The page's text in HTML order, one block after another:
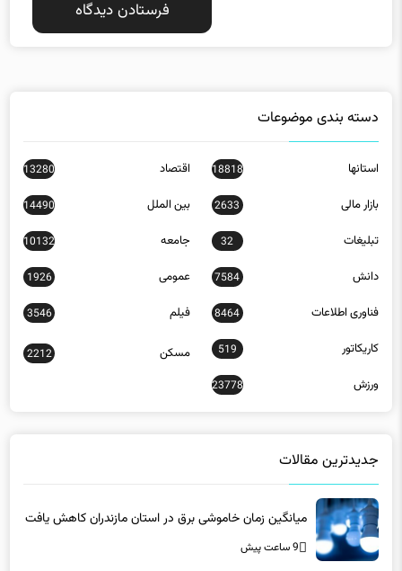
دسته بندی موضوعات
استانها 18818 اقتصاد 13280
بازار مالی 2633 بین الملل 14490
تبلیغات 32 جامعه 10132
دانش 7584 عمومی 1926
فناوری اطلاعات 8464 فیلم 3546
کاریکاتور 519 مسکن 2212
ورزش 23778
جدیدترین مقالات
میانگین زمان خاموشی برق در استان مازندران کاهش یافت
9 ساعت پیش